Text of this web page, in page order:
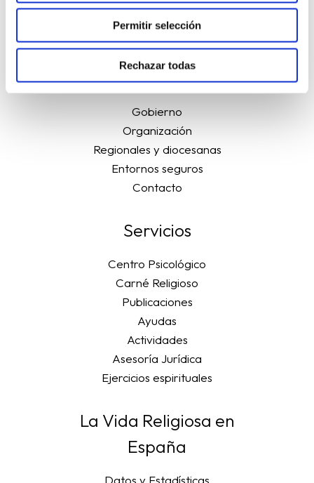
Permitir selección
Rechazar todas
Sobre nosotros
Gobierno
Organización
Regionales y diocesanas
Entornos seguros
Contacto
Servicios
Centro Psicológico
Carné Religioso
Publicaciones
Ayudas
Actividades
Asesoría Jurídica
Ejercicios espirituales
La Vida Religiosa en
España
Datos y Estadísticas